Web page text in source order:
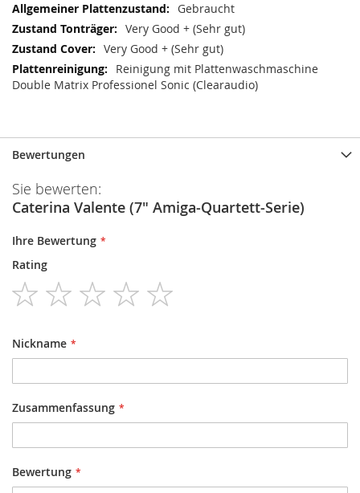
Gebraucht
Very Good + (Sehr gut)
Very Good + (Sehr gut)
Reinigung mit Plattenwaschmaschine
Double Matrix Professionel Sonic (Clearaudio)
Bewertungen
Sie bewerten:
Caterina Valente (7" Amiga-Quartett-Serie)
Ihre Bewertung
Rating
1
star
2
stars
3
stars
4
stars
Nickname
Zusammenfassung
Bewertung